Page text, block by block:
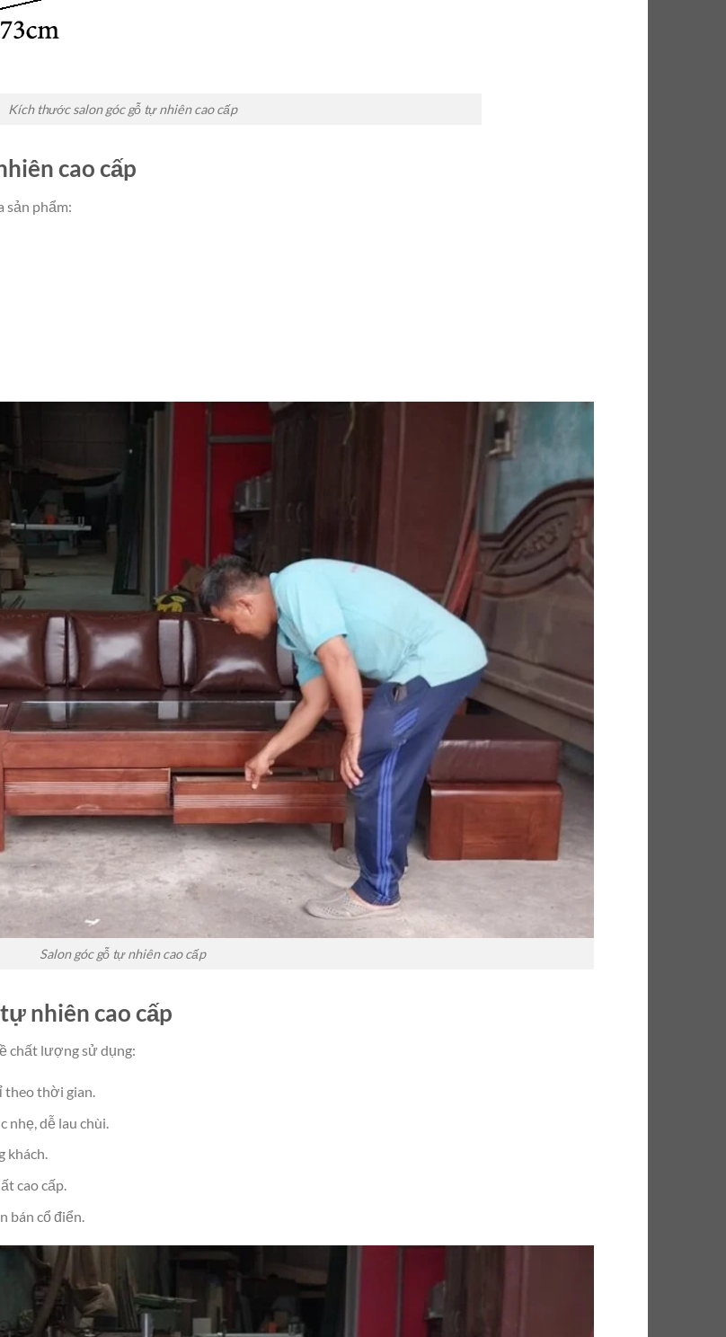
Kích thước salon góc gỗ tự nhiên cao cấp
cao cấp
sản phẩm:
Salon góc gỗ tự nhiên cao cấp
nhiên cao cấp
chất lượng sử dụng:
theo thời gian.
nhẹ, dễ lau chùi.
khách.
cao cấp.
bán cổ điển.